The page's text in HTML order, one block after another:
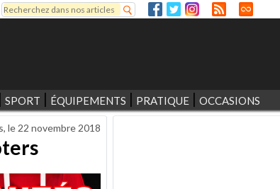
Formulaire de recherche
Rechercher
SPORT ÉQUIPEMENTS PRATIQUE OCCASIONS
le 22 novembre 2018